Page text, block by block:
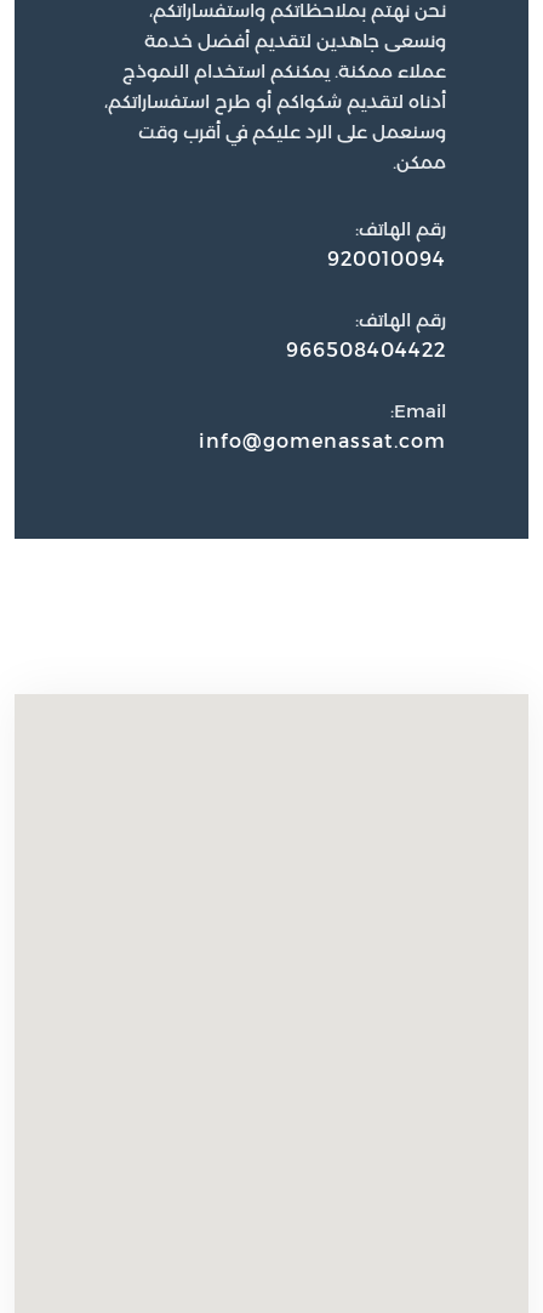
نحن نهتم بملاحظاتكم واستفساراتكم،
ونسعى جاهدين لتقديم أفضل خدمة
عملاء ممكنة. يمكنكم استخدام النموذج
أدناه لتقديم شكواكم أو طرح استفساراتكم،
وسنعمل على الرد عليكم في أقرب وقت
ممكن.
رقم الهاتف:
920010094
رقم الهاتف:
966508404422
Email:
info@gomenassat.com